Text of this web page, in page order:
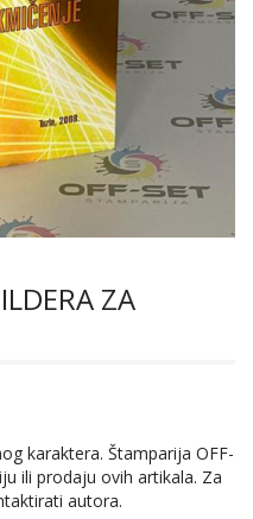
ZA
karaktera. Štamparija OFF-
ili prodaju ovih artikala. Za
autora.